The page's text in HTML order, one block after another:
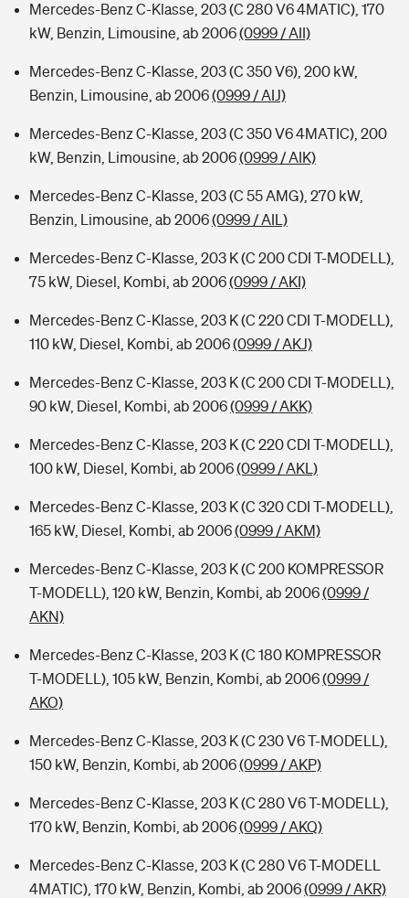
Mercedes-Benz C-Klasse, 203 (C 280 V6 4MATIC), 170
kW, Benzin, Limousine, ab 2006(0999 / AII)
Mercedes-Benz C-Klasse, 203 (C 350 V6), 200 kW,
Benzin, Limousine, ab 2006(0999 / AIJ)
Mercedes-Benz C-Klasse, 203 (C 350 V6 4MATIC), 200
kW, Benzin, Limousine, ab 2006(0999 / AIK)
Mercedes-Benz C-Klasse, 203 (C 55 AMG), 270 kW,
Benzin, Limousine, ab 2006(0999 / AIL)
Mercedes-Benz C-Klasse, 203 K (C 200 CDI T-MODELL),
75 kW, Diesel, Kombi, ab 2006(0999 / AKI)
Mercedes-Benz C-Klasse, 203 K (C 220 CDI T-MODELL),
110 kW, Diesel, Kombi, ab 2006(0999 / AKJ)
Mercedes-Benz C-Klasse, 203 K (C 200 CDI T-MODELL),
90 kW, Diesel, Kombi, ab 2006(0999 / AKK)
Mercedes-Benz C-Klasse, 203 K (C 220 CDI T-MODELL),
100 kW, Diesel, Kombi, ab 2006(0999 / AKL)
Mercedes-Benz C-Klasse, 203 K (C 320 CDI T-MODELL),
165 kW, Diesel, Kombi, ab 2006(0999 / AKM)
Mercedes-Benz C-Klasse, 203 K (C 200 KOMPRESSOR
T-MODELL), 120 kW, Benzin, Kombi, ab 2006(0999 /
AKN)
Mercedes-Benz C-Klasse, 203 K (C 180 KOMPRESSOR
T-MODELL), 105 kW, Benzin, Kombi, ab 2006(0999 /
AKO)
Mercedes-Benz C-Klasse, 203 K (C 230 V6 T-MODELL),
150 kW, Benzin, Kombi, ab 2006(0999 / AKP)
Mercedes-Benz C-Klasse, 203 K (C 280 V6 T-MODELL),
170 kW, Benzin, Kombi, ab 2006(0999 / AKQ)
Mercedes-Benz C-Klasse, 203 K (C 280 V6 T-MODELL
4MATIC), 170 kW, Benzin, Kombi, ab 2006(0999 / AKR)